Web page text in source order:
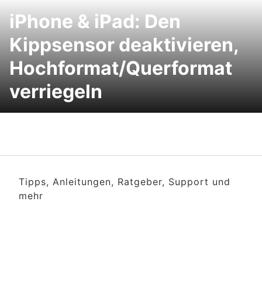
iPhone & iPad: Den
Kippsensor deaktivieren,
Hochformat/Querformat
verriegeln
Tipps, Anleitungen, Ratgeber, Support und
mehr